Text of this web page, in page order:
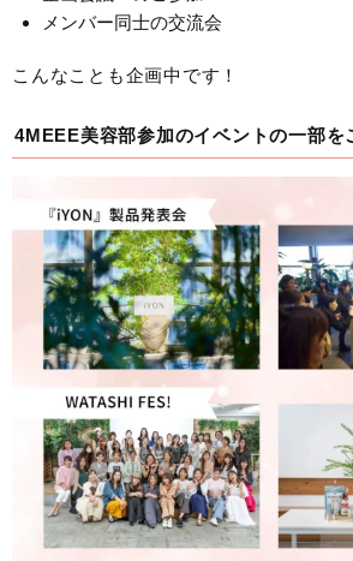
メンバー同士の交流会
こんなことも企画中です！
4MEEE美容部参加のイベントの一部を